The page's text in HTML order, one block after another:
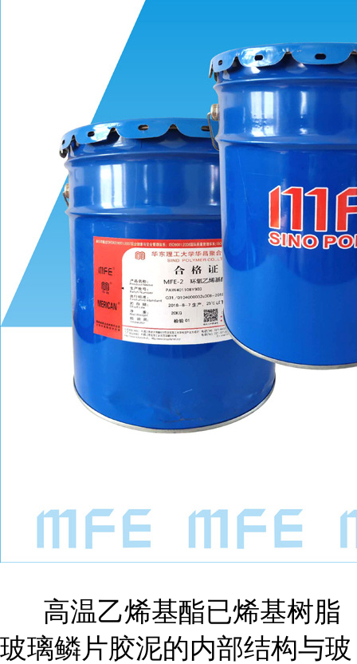
高温乙烯基酯已烯基树脂
玻璃鳞片胶泥的内部结构与玻